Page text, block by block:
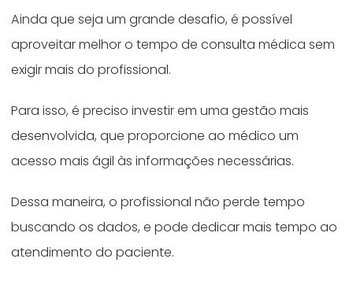
Ainda que seja um grande desafio, é possível
aproveitar melhor o tempo de consulta médica sem
exigir mais do profissional.
Para isso, é preciso investir em uma gestão mais
desenvolvida, que proporcione ao médico um
acesso mais ágil às informações necessárias.
Dessa maneira, o profissional não perde tempo
buscando os dados, e pode dedicar mais tempo ao
atendimento do paciente.